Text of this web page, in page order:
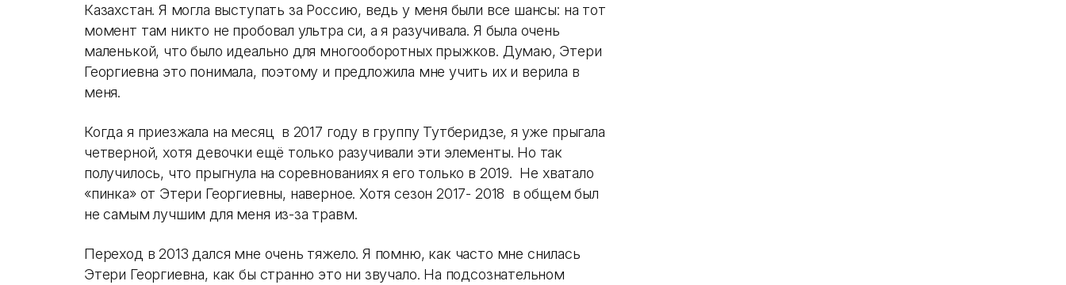
Казахстан. Я могла выступать за Россию, ведь у меня были все шансы: на тот
момент там никто не пробовал ультра си, а я разучивала. Я была очень
маленькой, что было идеально для многооборотных прыжков. Думаю, Этери
Георгиевна это понимала, поэтому и предложила мне учить их и верила в
меня.
Когда я приезжала на месяц в 2017 году в группу Тутберидзе, я уже прыгала
четверной, хотя девочки ещё только разучивали эти элементы. Но так
получилось, что прыгнула на соревнованиях я его только в 2019. Не хватало
«пинка» от Этери Георгиевны, наверное. Хотя сезон 2017- 2018 в общем был
не самым лучшим для меня из-за травм.
Переход в 2013 дался мне очень тяжело. Я помню, как часто мне снилась
Этери Георгиевна, как бы странно это ни звучало. На подсознательном